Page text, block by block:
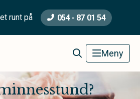
runt på 054 - 87 01 54
Forshaga Begravningsbyrå Meny